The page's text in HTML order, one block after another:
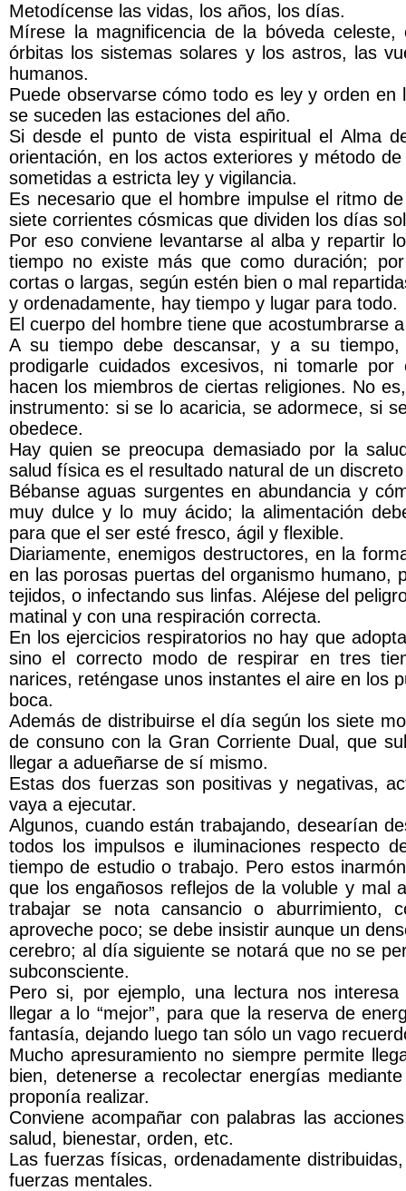
Metodícense las vidas, los años, los días.
Mírese la magnificencia de la bóveda
órbitas los sistemas solares y los astros, las
humanos.
Puede observarse cómo todo es ley y orden
se suceden las estaciones del año.
Si desde el punto de vista espiritual el Alma
orientación, en los actos exteriores y método
sometidas a estricta ley y vigilancia.
Es necesario que el hombre impulse el ritmo
siete corrientes cósmicas que dividen los días
Por eso conviene levantarse al alba y repartir
tiempo no existe más que como duración;
cortas o largas, según estén bien o mal
y ordenadamente, hay tiempo y lugar para todo.
El cuerpo del hombre tiene que acostumbrarse
A su tiempo debe descansar, y a su
prodigarle cuidados excesivos, ni tomarle
hacen los miembros de ciertas religiones. No
instrumento: si se lo acaricia, se adormece, si
obedece.
Hay quien se preocupa demasiado por la
salud física es el resultado natural de un
Bébanse aguas surgentes en abundancia y
muy dulce y lo muy ácido; la alimentación
para que el ser esté fresco, ágil y flexible.
Diariamente, enemigos destructores, en la
en las porosas puertas del organismo humano,
tejidos, o infectando sus linfas. Aléjese del
matinal y con una respiración correcta.
En los ejercicios respiratorios no hay que
sino el correcto modo de respirar en tres
narices, reténgase unos instantes el aire en los
boca.
Además de distribuirse el día según los siete
de consuno con la Gran Corriente Dual, que
llegar a adueñarse de sí mismo.
Estas dos fuerzas son positivas y negativas,
vaya a ejecutar.
Algunos, cuando están trabajando, desearían
todos los impulsos e iluminaciones respecto
tiempo de estudio o trabajo. Pero estos
que los engañosos reflejos de la voluble y mal
trabajar se nota cansancio o aburrimiento,
aproveche poco; se debe insistir aunque un
cerebro; al día siguiente se notará que no se
subconsciente.
Pero si, por ejemplo, una lectura nos
llegar a lo “mejor”, para que la reserva de
fantasía, dejando luego tan sólo un vago
Mucho apresuramiento no siempre permite
bien, detenerse a recolectar energías
proponía realizar.
Conviene acompañar con palabras las
salud, bienestar, orden, etc.
Las fuerzas físicas, ordenadamente
fuerzas mentales.